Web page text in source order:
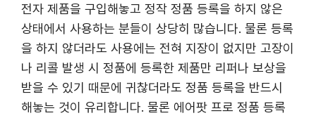
전자 제품을 구입해놓고 정작 정품 등록을 하지 않은
상태에서 사용하는 분들이 상당히 많습니다. 물론 등록
을 하지 않더라도 사용에는 전혀 지장이 없지만 고장이
나 리콜 발생 시 정품에 등록한 제품만 리퍼나 보상을
받을 수 있기 때문에 귀찮더라도 정품 등록을 반드시
해놓는 것이 유리합니다. 물론 에어팟 프로 정품 등록